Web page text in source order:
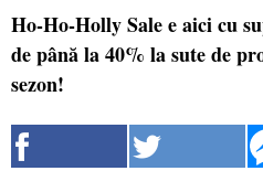
Ho-Ho-Holly Sale e aici cu
de până la 40% la sute de
sezon!